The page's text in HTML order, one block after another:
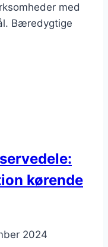
med
Bæredygtige
kørende
2024